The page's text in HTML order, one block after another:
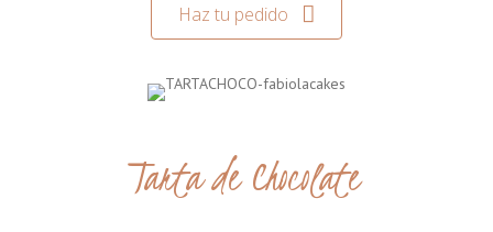
Haz tu pedido
Tarta de Chocolate